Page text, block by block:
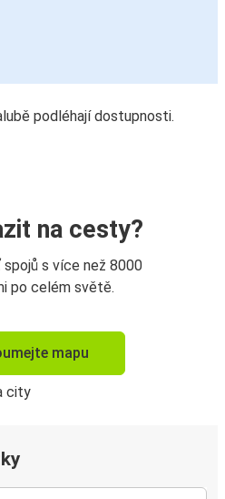
podléhají dostupnosti.
na cesty?
s více než 8000
po celém světě.
mapu